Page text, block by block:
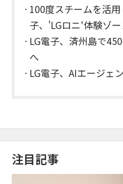
100度スチームを活
子、'LGロニ'体験ゾ
LG電子、済州島で
へ
LG電子、AIエージェ
注目記事